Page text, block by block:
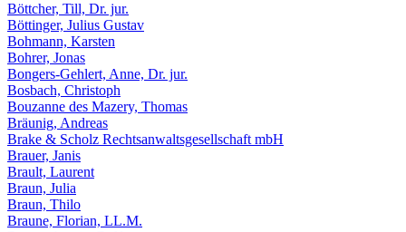
Böttcher, Till, Dr. jur.
Böttinger, Julius Gustav
Bohmann, Karsten
Bohrer, Jonas
Bongers-Gehlert, Anne, Dr. jur.
Bosbach, Christoph
Bouzanne des Mazery, Thomas
Bräunig, Andreas
Brake & Scholz Rechtsanwaltsgesellschaft mbH
Brauer, Janis
Brault, Laurent
Braun, Julia
Braun, Thilo
Braune, Florian, LL.M.